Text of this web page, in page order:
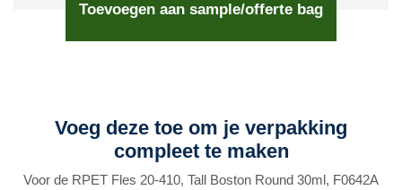
Toevoegen aan sample/offerte bag
Voeg deze toe om je verpakking
compleet te maken
Voor de RPET Fles 20-410, Tall Boston Round 30ml, F0642A